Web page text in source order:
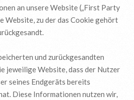
an unsere Website („First Party
Website, zu der das Cookie gehört
und zurückgesandten
jeweilige Website, dass der Nutzer
seines Endgeräts bereits
Diese Informationen nutzen wir,